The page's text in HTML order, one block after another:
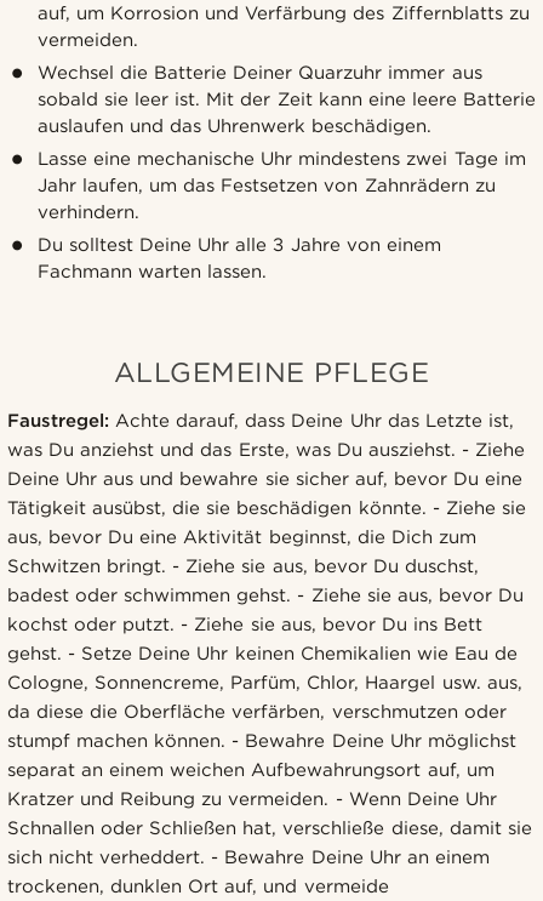
auf, um Korrosion und Verfärbung des Ziffernblatts zu
vermeiden.
Wechsel die Batterie Deiner Quarzuhr immer aus
sobald sie leer ist. Mit der Zeit kann eine leere Batterie
auslaufen und das Uhrenwerk beschädigen.
Lasse eine mechanische Uhr mindestens zwei Tage im
Jahr laufen, um das Festsetzen von Zahnrädern zu
verhindern.
Du solltest Deine Uhr alle 3 Jahre von einem
Fachmann warten lassen.
ALLGEMEINE PFLEGE
Faustregel: Achte darauf, dass Deine Uhr das Letzte ist,
was Du anziehst und das Erste, was Du ausziehst. - Ziehe
Deine Uhr aus und bewahre sie sicher auf, bevor Du eine
Tätigkeit ausübst, die sie beschädigen könnte. - Ziehe sie
aus, bevor Du eine Aktivität beginnst, die Dich zum
Schwitzen bringt. - Ziehe sie aus, bevor Du duschst,
badest oder schwimmen gehst. - Ziehe sie aus, bevor Du
kochst oder putzt. - Ziehe sie aus, bevor Du ins Bett
gehst. - Setze Deine Uhr keinen Chemikalien wie Eau de
Cologne, Sonnencreme, Parfüm, Chlor, Haargel usw. aus,
da diese die Oberfläche verfärben, verschmutzen oder
stumpf machen können. - Bewahre Deine Uhr möglichst
separat an einem weichen Aufbewahrungsort auf, um
Kratzer und Reibung zu vermeiden. - Wenn Deine Uhr
Schnallen oder Schließen hat, verschließe diese, damit sie
sich nicht verheddert. - Bewahre Deine Uhr an einem
trockenen, dunklen Ort auf, und vermeide